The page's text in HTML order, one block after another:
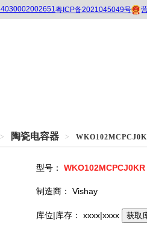
> 陶瓷电容器 >
型号： WKO102MCPCJ0KR
制造商： Vishay
库位|库存： xxxx|xxxx 获取